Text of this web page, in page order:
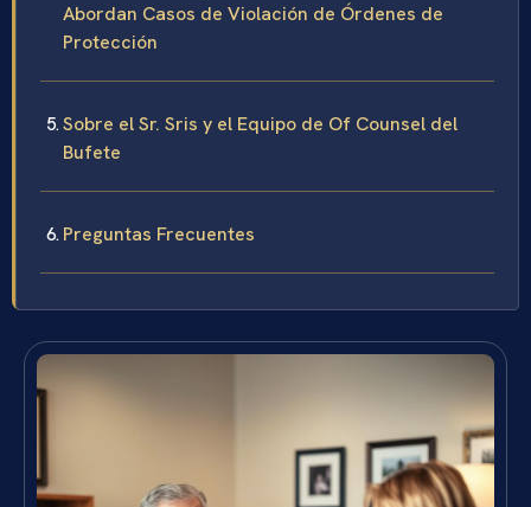
Abordan Casos de Violación de Órdenes de
Protección
Sobre el Sr. Sris y el Equipo de Of Counsel del
Bufete
Preguntas Frecuentes